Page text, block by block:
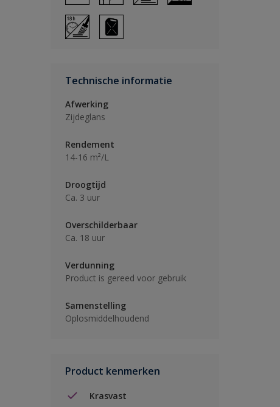
Technische informatie
Afwerking
Zijdeglans
Rendement
14-16 m²/L
Droogtijd
Ca. 3 uur
Overschilderbaar
Ca. 18 uur
Verdunning
Product is gereed voor gebruik
Samenstelling
Oplosmiddelhoudend
Product kenmerken
Krasvast